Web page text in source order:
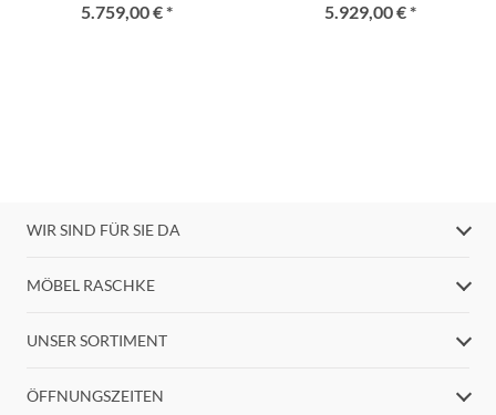
5.759,00 € * 5.929,00 € *
WIR SIND FÜR SIE DA
MÖBEL RASCHKE
UNSER SORTIMENT
ÖFFNUNGSZEITEN